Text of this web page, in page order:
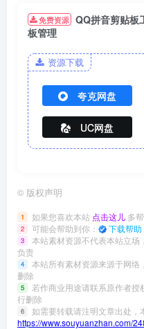
免费资源 QQ拼音剪贴板
板管理
资源下载
夸克网盘
UC网盘
© 版权声明
1 如果您喜欢本站 点击这儿 多
2 可能会帮助到你： 下载帮助
3
本站素材资源不代表本站立场
负责
4
本站所有素材资源来源于网
删除
5 若作商业用途请联系原作者
行删除
6
如需要转载请注明文章出处，
https://www.souyuanzhan.com/